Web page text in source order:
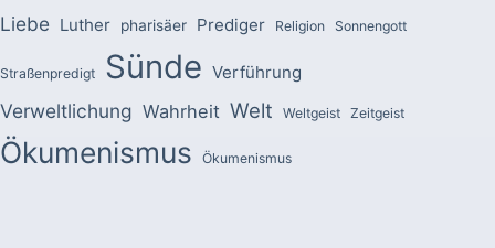
Liebe Luther pharisäer Prediger Religion Sonnengott
Straßenpredigt Sünde Verführung
Verweltlichung Wahrheit Welt Weltgeist Zeitgeist
Ökumenismus Ökumenismus